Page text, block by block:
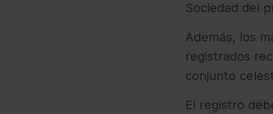
Sociedad del
Además, los
registrados
conjunto
El registro